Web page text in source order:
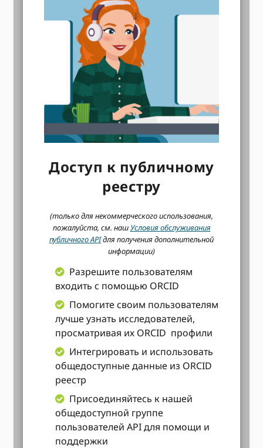
Доступ к публичному
реестру
(только для некоммерческого использования,
пожалуйста, см. наш Условия обслуживания
публичного APIдля получения дополнительной
информации)
Разрешите пользователям
входить с помощью ORCID
Помогите своим пользователям
лучше узнать исследователей,
просматривая их ORCID профили
Интегрировать и использовать
общедоступные данные из ORCID
реестр
Присоединяйтесь к нашей
общедоступной группе
пользователей API для помощи и
поддержки